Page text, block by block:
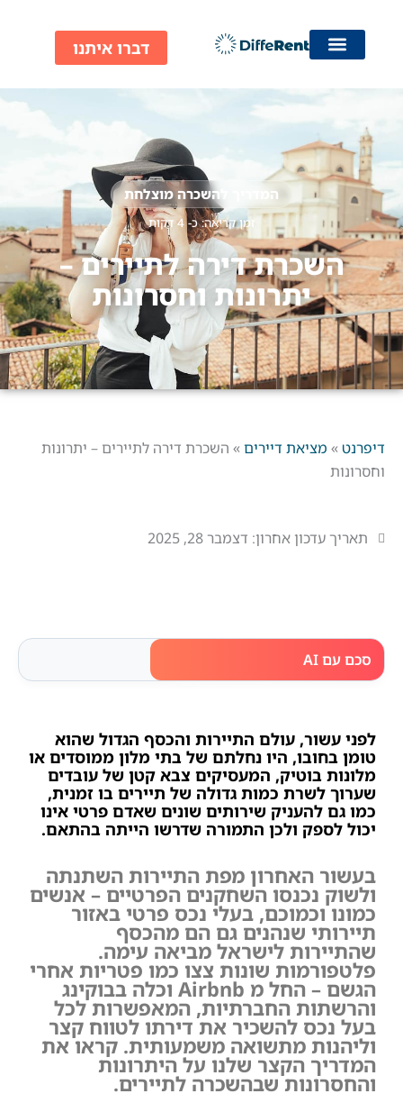
דברו איתנו
המדריך להשכרה מוצלחת
זמן קריאה: כ- 4 דקות
השכרת דירה לתיירים –
יתרונות וחסרונות
דיפרנט» מציאת דיירים» השכרת דירה לתיירים – יתרונות
וחסרונות
תאריך עדכון אחרון: דצמבר 28, 2025
סכם עם AI
לפני עשור, עולם התיירות והכסף הגדול שהוא
טומן בחובו, היו נחלתם של בתי מלון ממוסדים או
מלונות בוטיק, המעסיקים צבא קטן של עובדים
שערוך לשרת כמות גדולה של תיירים בו זמנית,
כמו גם להעניק שירותים שונים שאדם פרטי אינו
יכול לספק ולכן התמורה שדרשו הייתה בהתאם.
בעשור האחרון מפת התיירות השתנתה
ולשוק נכנסו השחקנים הפרטיים – אנשים
כמונו וכמוכם, בעלי נכס פרטי באזור
תיירותי שנהנים גם הם מהכסף
שהתיירות לישראל מביאה עימה.
פלטפורמות שונות צצו כמו פטריות אחרי
הגשם – החל מ Airbnb וכלה בבוקינג
והרשתות החברתיות, המאפשרות לכל
בעל נכס להשכיר את דירתו לטווח קצר
וליהנות מתשואה משמעותית. קראו את
המדריך הקצר שלנו על היתרונות
והחסרונות שבהשכרה לתיירים.